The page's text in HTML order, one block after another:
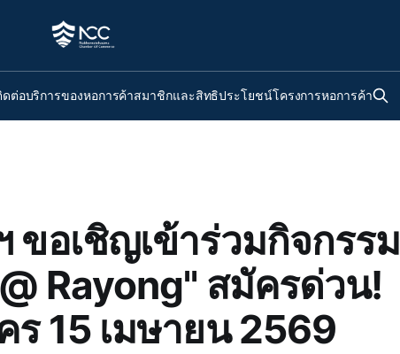
ดต่อบริการของหอการค้าสมาชิกและสิทธิประโยชน์โครงการหอการค้า
ขอเชิญเข้าร่วมกิจกรรม
Rayong" สมัครด่วน!
15 เมษายน 2569